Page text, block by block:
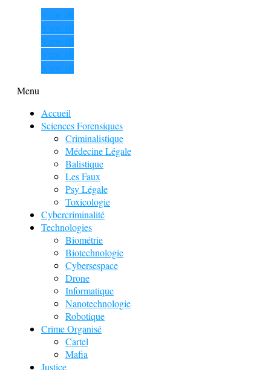
View all
View all
View all
View all
View all
Menu
Accueil
Sciences Forensiques
Criminalistique
Médecine Légale
Balistique
Les Faux
Psy Légale
Toxicologie
Cybercriminalité
Technologies
Biométrie
Biotechnologie
Cybersespace
Drone
Informatique
Nanotechnologie
Robotique
Crime Organisé
Cartel
Mafia
Justice